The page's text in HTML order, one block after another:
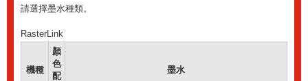
請選擇墨水種類。
RasterLink
機種
顏
色
配
墨水